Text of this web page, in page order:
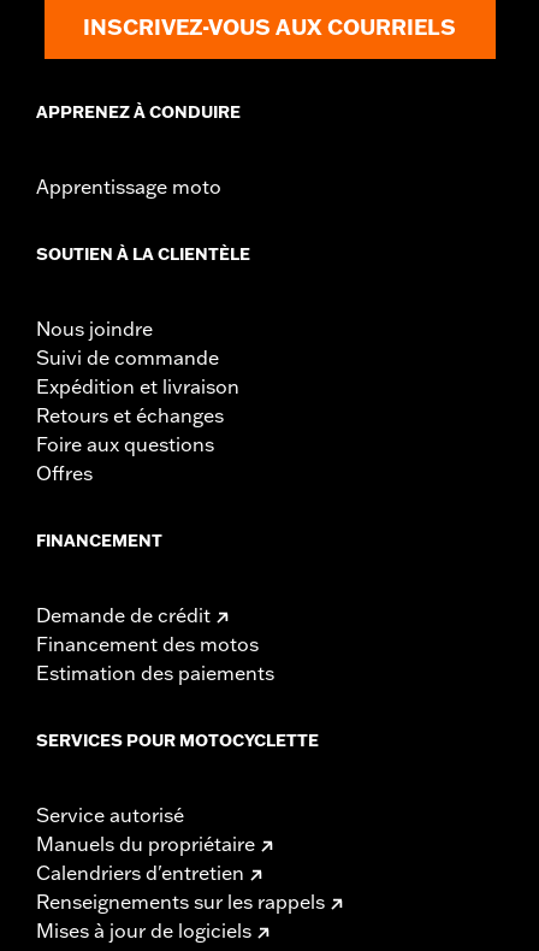
INSCRIVEZ-VOUS AUX COURRIELS
APPRENEZ À CONDUIRE
Apprentissage moto
SOUTIEN À LA CLIENTÈLE
Nous joindre
Suivi de commande
Expédition et livraison
Retours et échanges
Foire aux questions
Offres
FINANCEMENT
Demande de crédit
Financement des motos
Estimation des paiements
SERVICES POUR MOTOCYCLETTE
Service autorisé
Manuels du propriétaire
Calendriers d'entretien
Renseignements sur les rappels
Mises à jour de logiciels